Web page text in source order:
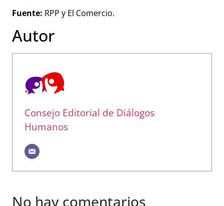
Fuente: RPP y El Comercio.
Autor
Consejo Editorial de Diálogos
Humanos
No hay comentarios